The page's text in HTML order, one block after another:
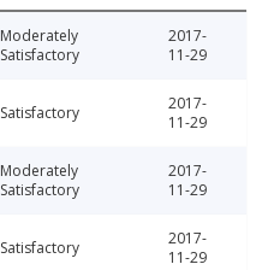
Moderately
Satisfactory
2017-
11-29
Satisfactory
2017-
11-29
Moderately
Satisfactory
2017-
11-29
Satisfactory
2017-
11-29